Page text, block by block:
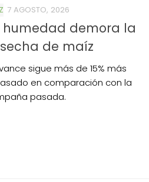
7 AGOSTO, 2026
humedad demora la
de maíz
sigue más de 15% más
en comparación con la
pasada.